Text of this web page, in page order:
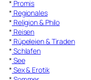
* Promis
* Regionales
* Religion & Philo
* Reisen
* Rüpeleien & Tiraden
* Schlafen
* See
* Sex & Erotik